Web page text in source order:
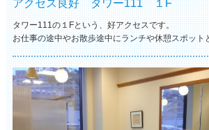
アクセス良好 タワー111 １F
タワー111の１Fという、好アクセスです。
お仕事の途中やお散歩途中にランチや休憩スポット